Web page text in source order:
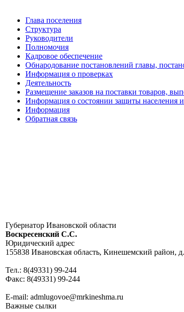
Глава поселения
Структура
Руководители
Полномочия
Кадровое обеспечение
Обнародование постановлений главы,
Информация о проверках
Деятельность
Размещение заказов на поставки товаров,
Информация о состоянии защиты населения
Информация
Обратная связь
Губернатор Ивановской области
Воскресенский C.C.
Юридический адрес
155838 Ивановская область, Кинешемский район,
Тел.: 8(49331) 99-244
Факс: 8(49331) 99-244
E-mail: admlugovoe@mrkineshma.ru
Важные сылки